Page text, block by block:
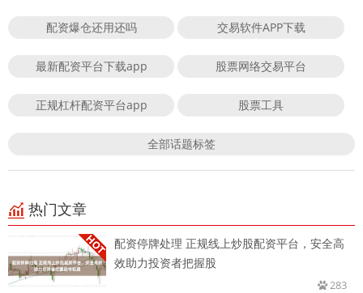
配资爆仓还用还吗 交易软件APP下载
最新配资平台下载app 股票网络交易平台
正规杠杆配资平台app 股票工具
全部话题标签
热门文章
配资停牌处理 正规线上炒股配资平台，安全高
效助力投资者把握股
283